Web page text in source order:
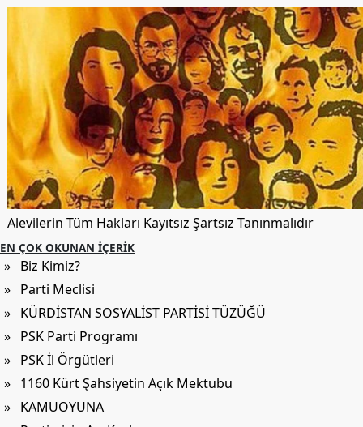
Alevilerin Tüm Hakları Kayıtsız Şartsız Tanınmalıdır
EN ÇOK OKUNAN İÇERIK
» Biz Kimiz?
» Parti Meclisi
» KÜRDİSTAN SOSYALİST PARTİSİ TÜZÜĞÜ
» PSK Parti Programı
» PSK İl Örgütleri
» 1160 Kürt Şahsiyetin Açık Mektubu
» KAMUOYUNA